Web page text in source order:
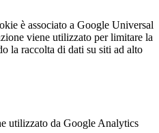
è associato a Google Universal
viene utilizzato per limitare la
la raccolta di dati su siti ad alto
utilizzato da Google Analytics